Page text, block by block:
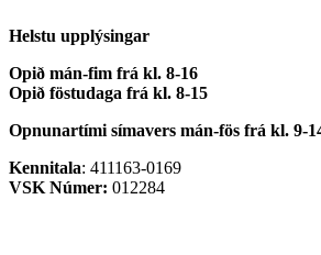
Helstu upplýsingar
Opið mán-fim frá kl. 8-16
Opið föstudaga frá kl. 8-15
Opnunartími símavers mán-fös frá kl. 9-
Kennitala: 411163-0169
VSK Númer: 012284